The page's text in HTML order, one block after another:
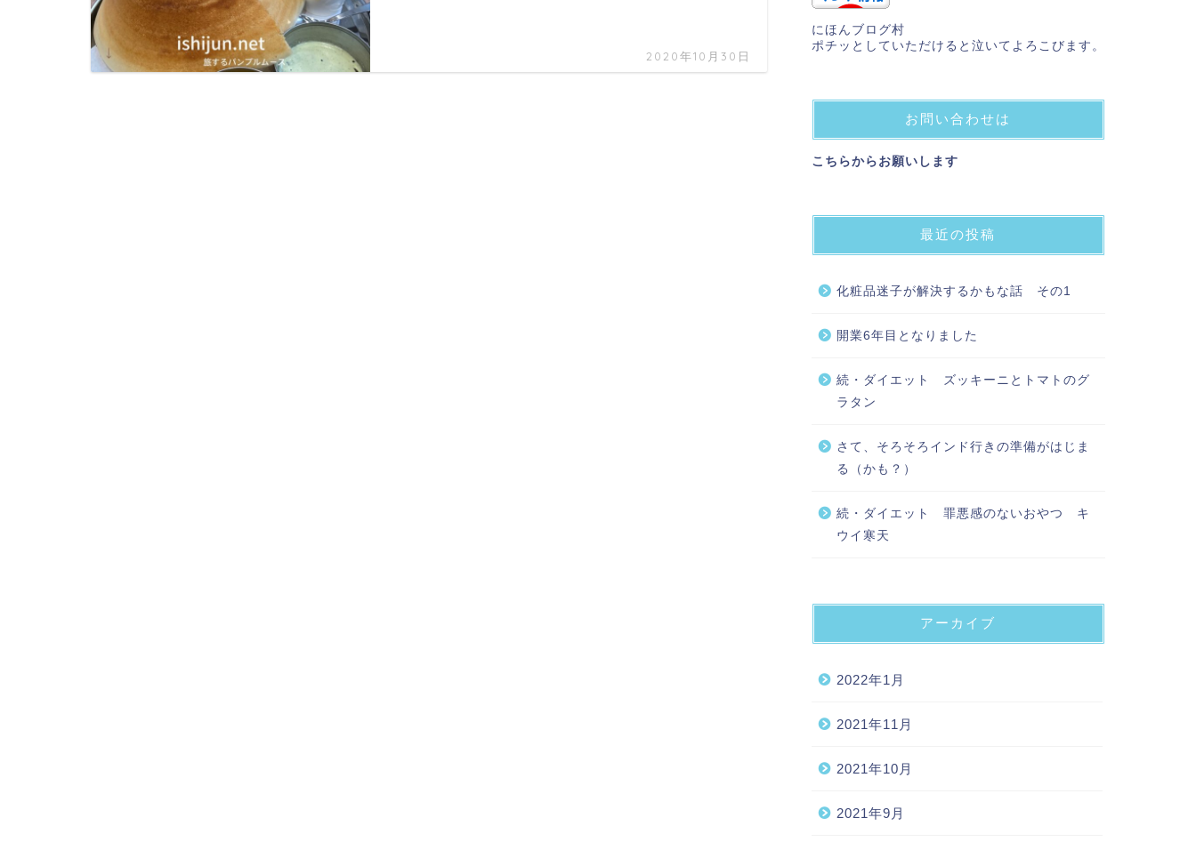
2020年10月30日
にほんブログ村
ポチッとしていただけると泣いてよろこびます。
お問い合わせは
こちらからお願いします
最近の投稿
化粧品迷子が解決するかもな話 その1
開業6年目となりました
続・ダイエット ズッキーニとトマトのグ
ラタン
さて、そろそろインド行きの準備がはじま
る（かも？）
続・ダイエット 罪悪感のないおやつ キ
ウイ寒天
アーカイブ
2022年1月
2021年11月
2021年10月
2021年9月